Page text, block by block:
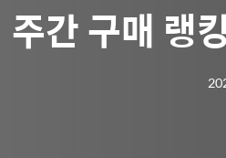
주간 구매